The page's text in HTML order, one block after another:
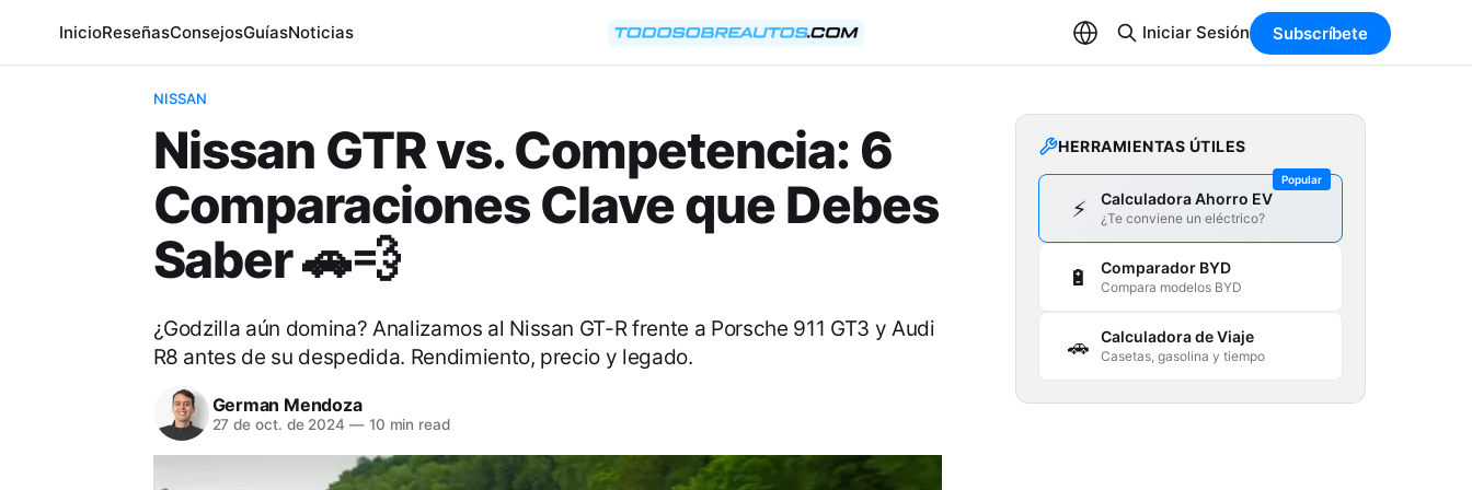
InicioReseñasConsejosGuíasNoticias Iniciar Sesión Subscríbete
NISSAN
Nissan GTR vs. Competencia: 6
Comparaciones Clave que Debes
Saber 🚗💨
¿Godzilla aún domina? Analizamos al Nissan GT-R frente a Porsche 911 GT3 y Audi
R8 antes de su despedida. Rendimiento, precio y legado.
German Mendoza
27 de oct. de 2024 —10 min read
HERRAMIENTAS ÚTILES
Popular
⚡ Calculadora Ahorro EV
¿Te conviene un eléctrico?
🔋 Comparador BYD
Compara modelos BYD
🚗 Calculadora de Viaje
Casetas, gasolina y tiempo